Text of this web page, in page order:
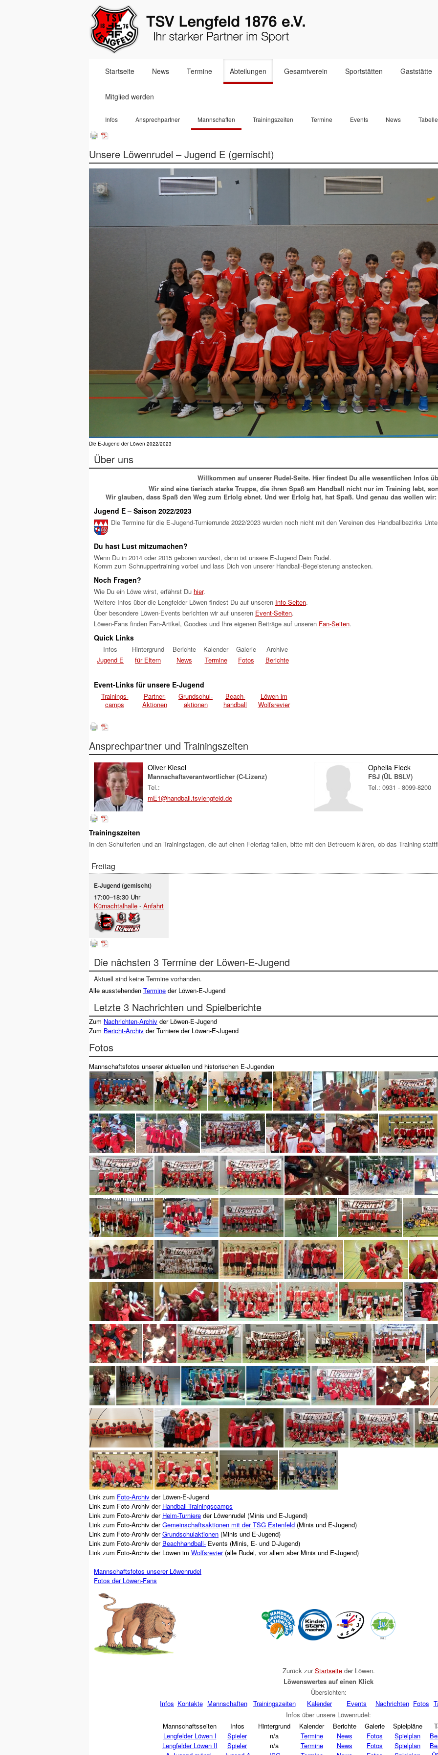
überspringen
Startseite News Termine Abteilungen Gesamtverein Sportstätten Gaststätte
Mitglied werden
überspringen
Infos Ansprechpartner Mannschaften Trainingszeiten Termine Events News
Unsere Löwenrudel – Jugend E (gemischt)
Die E-Jugend der Löwen 2022/2023
Über uns
Willkommen auf unserer Rudel-Seite. Hier findest Du alle wesentlichen Infos
Wir sind eine tierisch starke Truppe, die ihren Spaß am Handball nicht nur im Training lebt,
Wir glauben, dass Spaß den Weg zum Erfolg ebnet. Und wer Erfolg hat, hat Spaß. Und genau das wollen
Jugend E – Saison 2022/2023
Die Termine für die E-Jugend-Turnierrunde 2022/2023 wurden noch nicht mit den Vereinen des Handballbezirks
Du hast Lust mitzumachen?
Wenn Du in 2014 oder 2015 geboren wurdest, dann ist unsere E-Jugend Dein Rudel.
Komm zum Schnuppertraining vorbei und lass Dich von unserer Handball-Begeisterung anstecken.
Noch Fragen?
Wie Du ein Löwe wirst, erfährst Du hier.
Weitere Infos über die Lengfelder Löwen findest Du auf unseren Info-Seiten.
Über besondere Löwen-Events berichten wir auf unseren Event-Seiten.
Löwen-Fans finden Fan-Artikel, Goodies und Ihre eigenen Beiträge auf unseren Fan-Seiten.
Quick Links
Infos Hintergrund Berichte Kalender Galerie
Archive
Jugend E
für Eltern News Termine Fotos Berichte
Event-Links für unsere E-Jugend
Trainings-
camps
Partner-
Aktionen
Grundschul-
aktionen
Beach-
handball
Löwen im
Wolfsrevier
Ansprechpartner und Trainingszeiten
Oliver Kiesel
Mannschaftsverantwortlicher (C-Lizenz)
Tel.:
mE1@handball.tsvlengfeld.de
Ophelia Fleck
FSJ (ÜL BSLV)
Tel.: 0931 - 8099-8200
Trainingszeiten
In den Schulferien und an Trainingstagen, die auf einen Feiertag fallen, bitte mit den Betreuern klären, ob das Training
Freitag
E-Jugend (gemischt)
17:00–18:30 Uhr
Kürnachtalhalle - Anfahrt
Die nächsten 3 Termine der Löwen-E-Jugend
Aktuell sind keine Termine vorhanden.
Alle ausstehenden Termine der Löwen-E-Jugend
Letzte 3 Nachrichten und Spielberichte
Zum Nachrichten-Archiv der Löwen-E-Jugend
Zum Bericht-Archiv der Turniere der Löwen-E-Jugend
Fotos
Mannschaftsfotos unserer aktuellen und historischen E-Jugenden
Link zum Foto-Archiv der Löwen-E-Jugend
Link zum Foto-Archiv der Handball-Trainingscamps
Link zum Foto-Archiv der Heim-Turniere der Löwenrudel (Minis und E-Jugend)
Link zum Foto-Archiv derGemeinschaftsaktionen mit der TSG Estenfeld (Minis und E-Jugend)
Link zum Foto-Archiv derGrundschulaktionen (Minis und E-Jugend)
Link zum Foto-Archiv der Beachhandball- Events (Minis, E- und D-Jugend)
Link zum Foto-Archiv der Löwen im Wolfsrevier(alle Rudel, vor allem aber Minis und E-Jugend)
Mannschaftsfotos unserer Löwenrudel
Fotos der Löwen-Fans
Zurück zurStartseiteder Löwen.
Löwenswertes auf einen Klick
Übersichten:
Infos Kontakte Mannschaften Trainingszeiten Kalender Events Nachrichten Fotos
Infos über unsere Löwenrudel:
Mannschaftsseiten
Infos Hintergrund Kalender Berichte Galerie Spielpläne
Lengfelder Löwen I
Spieler n/a Termine News Fotos Spielplan
Lengfelder Löwen II
Spieler n/a Termine News Fotos Spielplan